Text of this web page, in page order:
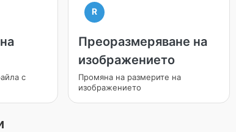
с
R
Преоразмеряване на
изображението
Промяна на размерите на
изображението